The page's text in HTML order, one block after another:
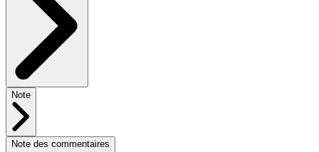
Note
Note des commentaires